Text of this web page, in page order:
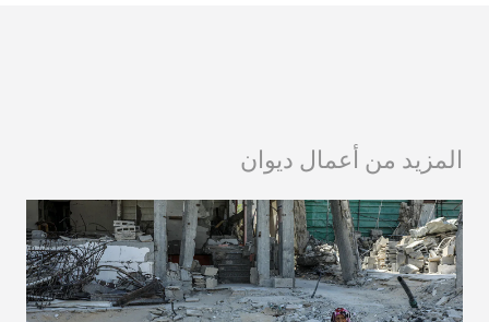
المزيد من أعمال ديوان